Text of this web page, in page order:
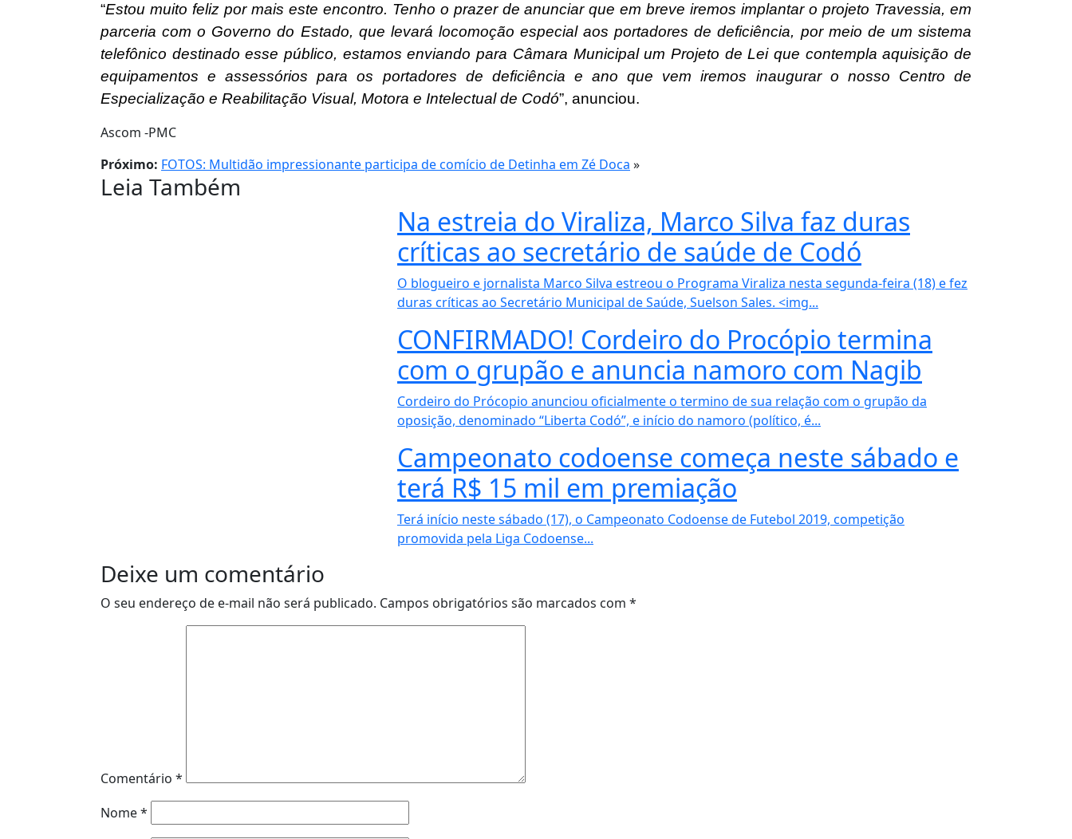
“Estou muito feliz por mais este encontro. Tenho o prazer de anunciar que em breve iremos implantar o projeto Travessia, em
parceria com o Governo do Estado, que levará locomoção especial aos portadores de deficiência, por meio de um sistema
telefônico destinado esse público, estamos enviando para Câmara Municipal um Projeto de Lei que contempla aquisição de
equipamentos e assessórios para os portadores de deficiência e ano que vem iremos inaugurar o nosso Centro de
Especialização e Reabilitação Visual, Motora e Intelectual de Codó”, anunciou.
Ascom -PMC
Próximo: FOTOS: Multidão impressionante participa de comício de Detinha em Zé Doca »
Leia Também
Na estreia do Viraliza, Marco Silva faz duras
críticas ao secretário de saúde de Codó
O blogueiro e jornalista Marco Silva estreou o Programa Viraliza nesta segunda-feira (18) e fez
duras críticas ao Secretário Municipal de Saúde, Suelson Sales. <img...
CONFIRMADO! Cordeiro do Procópio termina
com o grupão e anuncia namoro com Nagib
Cordeiro do Prócopio anunciou oficialmente o termino de sua relação com o grupão da
oposição, denominado “Liberta Codó”, e início do namoro (político, é...
Campeonato codoense começa neste sábado e
terá R$ 15 mil em premiação
Terá início neste sábado (17), o Campeonato Codoense de Futebol 2019, competição
promovida pela Liga Codoense...
Deixe um comentário
O seu endereço de e-mail não será publicado. Campos obrigatórios são marcados com *
Comentário *
Nome*